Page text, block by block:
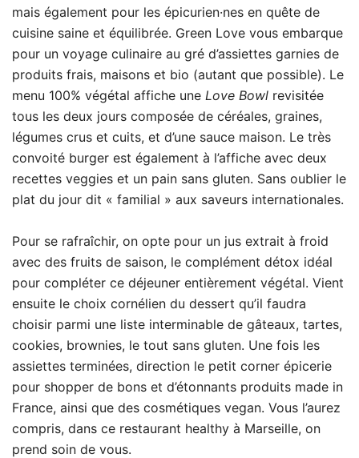
mais également pour les épicurien·nes en quête de
cuisine saine et équilibrée. Green Love vous embarque
pour un voyage culinaire au gré d’assiettes garnies de
produits frais, maisons et bio (autant que possible). Le
menu 100% végétal affiche une Love Bowl revisitée
tous les deux jours composée de céréales, graines,
légumes crus et cuits, et d’une sauce maison. Le très
convoité burger est également à l’affiche avec deux
recettes veggies et un pain sans gluten. Sans oublier le
plat du jour dit « familial » aux saveurs internationales.
Pour se rafraîchir, on opte pour un jus extrait à froid
avec des fruits de saison, le complément détox idéal
pour compléter ce déjeuner entièrement végétal. Vient
ensuite le choix cornélien du dessert qu’il faudra
choisir parmi une liste interminable de gâteaux, tartes,
cookies, brownies, le tout sans gluten. Une fois les
assiettes terminées, direction le petit corner épicerie
pour shopper de bons et d’étonnants produits made in
France, ainsi que des cosmétiques vegan. Vous l’aurez
compris, dans ce restaurant healthy à Marseille, on
prend soin de vous.